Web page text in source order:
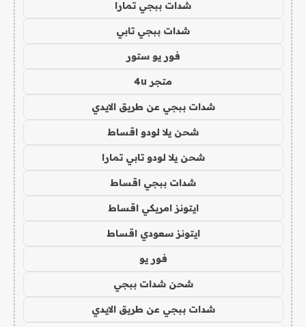
شدات ببجي تمارا
شدات ببجي تابي
فور يو ستور
متجر 4u
شدات ببجي عن طريق الايدي
شحن يلا لودو اقساط
شحن يلا لودو تابي تمارا
شدات ببجي اقساط
ايتونز امريكي اقساط
ايتونز سعودي اقساط
فور يو
شحن شدات ببجي
شدات ببجي عن طريق الايدي